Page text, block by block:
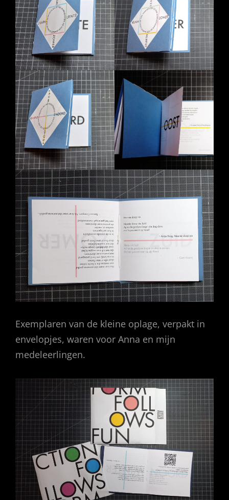
Exemplaren van de kleine oplage, verpakt in
envelopjes, waren voor Anna en mijn
medeleerlingen.